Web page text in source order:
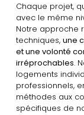
Chaque projet,
avec le même
Notre approche
techniques, une
et une volonté
irréprochables.
logements
professionnels,
méthodes aux
spécifiques de